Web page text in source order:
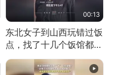
00:13
东北女子到山西玩错过饭
点，找了十几个饭馆都没
开门：午休到几点